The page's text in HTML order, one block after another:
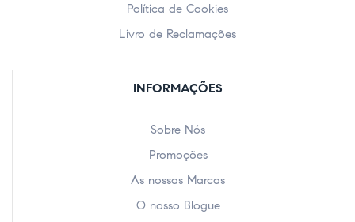
Política de Cookies
Livro de Reclamações
INFORMAÇÕES
Sobre Nós
Promoções
As nossas Marcas
O nosso Blogue